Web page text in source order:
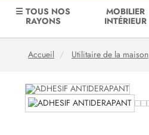
☰ TOUS NOS
RAYONS
MOBILIER
INTÉRIEUR
Accueil Utilitaire de la maison